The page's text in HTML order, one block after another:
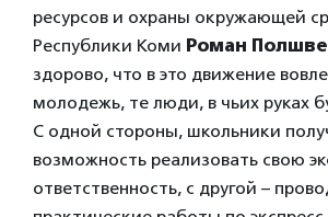
ресурсов и охраны окружающей
Республики Коми Роман
здорово, что в это движение
молодежь, те люди, в чьих руках
С одной стороны, школьники
возможность реализовать свою
ответственность, с другой –